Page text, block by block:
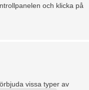
och klicka på
vissa typer av